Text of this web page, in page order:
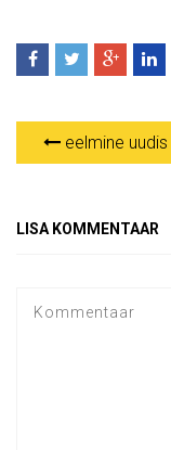
eelmine uudis
LISA KOMMENTAAR